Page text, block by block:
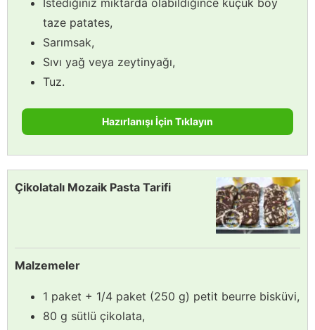
taze patates,
Sarımsak,
Sıvı yağ veya zeytinyağı,
Tuz.
Hazırlanışı İçin Tıklayın
Çikolatalı Mozaik Pasta Tarifi
Malzemeler
1 paket + 1/4 paket (250 g) petit beurre bisküvi,
80 g sütlü çikolata,